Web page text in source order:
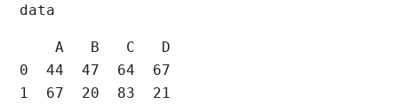
data
    A   B   C   D
0  44  47  64  67
1  67  20  83  21